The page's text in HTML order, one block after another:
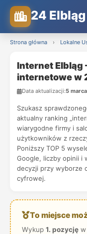
24 Elbląg
Strona główna › Lokalne
Internet Elbląg
internetowe w
Data aktualizacji:5
Szukasz
aktualny ranking
wiarygodne firmy i
użytkowników z
Poniższy TOP 5
Google, liczby opinii i
decyzji przy wyborze
cyfrowej.
To miejsce
Wykup 1. pozycjęw